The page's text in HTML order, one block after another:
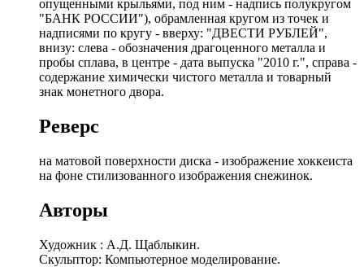
опущенными крыльями, под ним - надпись полукругом
"БАНК РОССИИ"), обрамленная кругом из точек и
надписями по кругу - вверху: "ДВЕСТИ РУБЛЕЙ",
внизу: слева - обозначения драгоценного металла и
пробы сплава, в центре - дата выпуска "2010 г.", справа -
содержание химически чистого металла и товарный
знак монетного двора.
Реверс
на матовой поверхности диска - изображение хоккеиста
на фоне стилизованного изображения снежинок.
Авторы
Художник : А.Д. Щаблыкин.
Скульптор: Компьютерное моделирование.